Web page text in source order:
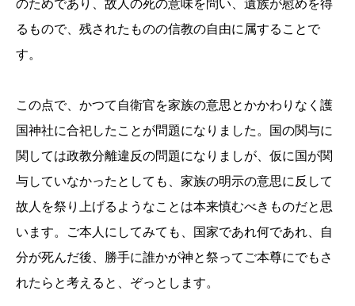
のためであり、故人の死の意味を問い、遺族が慰めを得
るもので、残されたものの信教の自由に属することで
す。
この点で、かつて自衛官を家族の意思とかかわりなく護
国神社に合祀したことが問題になりました。国の関与に
関しては政教分離違反の問題になりましが、仮に国が関
与していなかったとしても、家族の明示の意思に反して
故人を祭り上げるようなことは本来慎むべきものだと思
います。ご本人にしてみても、国家であれ何であれ、自
分が死んだ後、勝手に誰かが神と祭ってご本尊にでもさ
れたらと考えると、ぞっとします。